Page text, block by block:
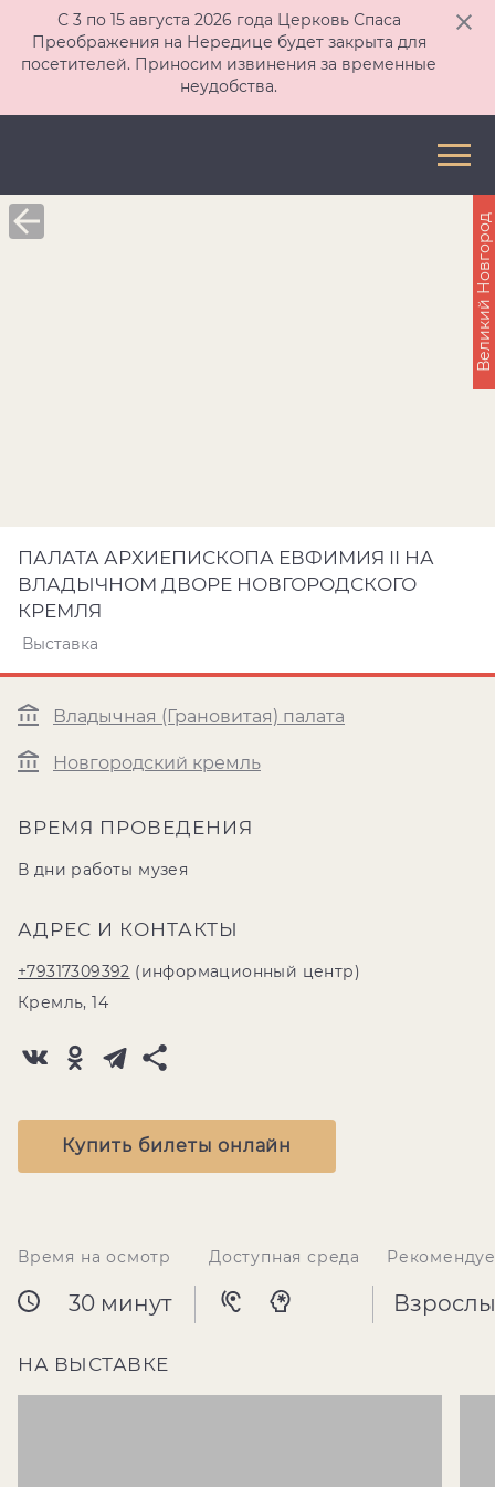
С 3 по 15 августа 2026 года Церковь Спаса
Преображения на Нередице будет закрыта для
посетителей. Приносим извинения за временные
неудобства.
ПАЛАТА АРХИЕПИСКОПА ЕВФИМИЯ II НА
ВЛАДЫЧНОМ ДВОРЕ НОВГОРОДСКОГО
КРЕМЛЯ
Выставка
Владычная (Грановитая) палата
Новгородский кремль
ВРЕМЯ ПРОВЕДЕНИЯ
В дни работы музея
АДРЕС И КОНТАКТЫ
+79317309392 (информационный центр)
Кремль, 14
Купить билеты онлайн
Великий Новгород
Время на осмотр
30 минут
Доступная среда
НА ВЫСТАВКЕ